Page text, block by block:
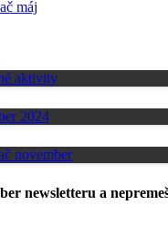
newsletteru a